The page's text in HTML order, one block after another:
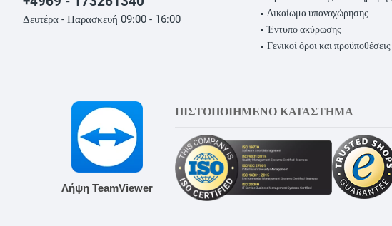
Δευτέρα - Παρασκευή 09:00 - 16:00
Δικαίωμα υπαναχώρησης
Έντυπο ακύρωσης
Γενικοί όροι και προϋποθέσεις
Λήψη TeamViewer
ΠΙΣΤΟΠΟΙΗΜΕΝΟ ΚΑΤΑΣΤΗΜΑ